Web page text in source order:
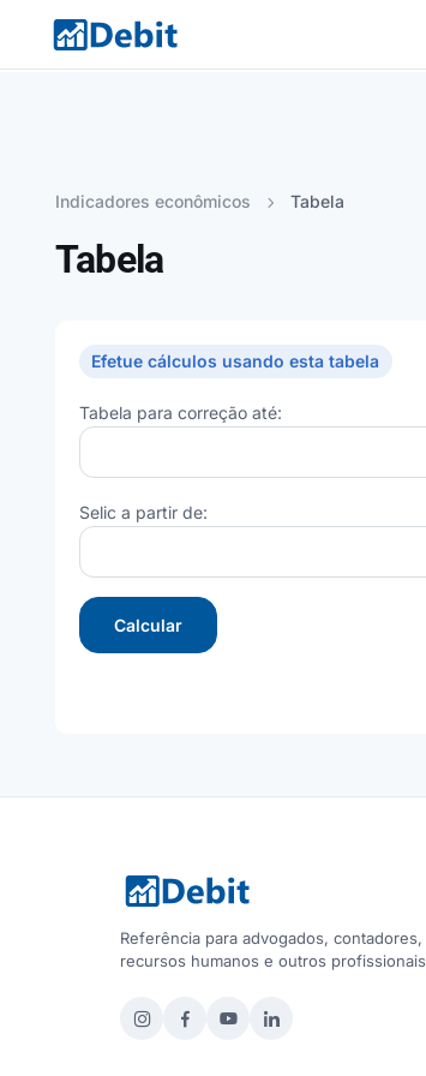
Indicadores econômicos Tabela
Tabela
Efetue cálculos usando esta tabela
Tabela para correção até:
Selic a partir de:
Calcular
Referência para advogados, contadores,
recursos humanos e outros profissionais